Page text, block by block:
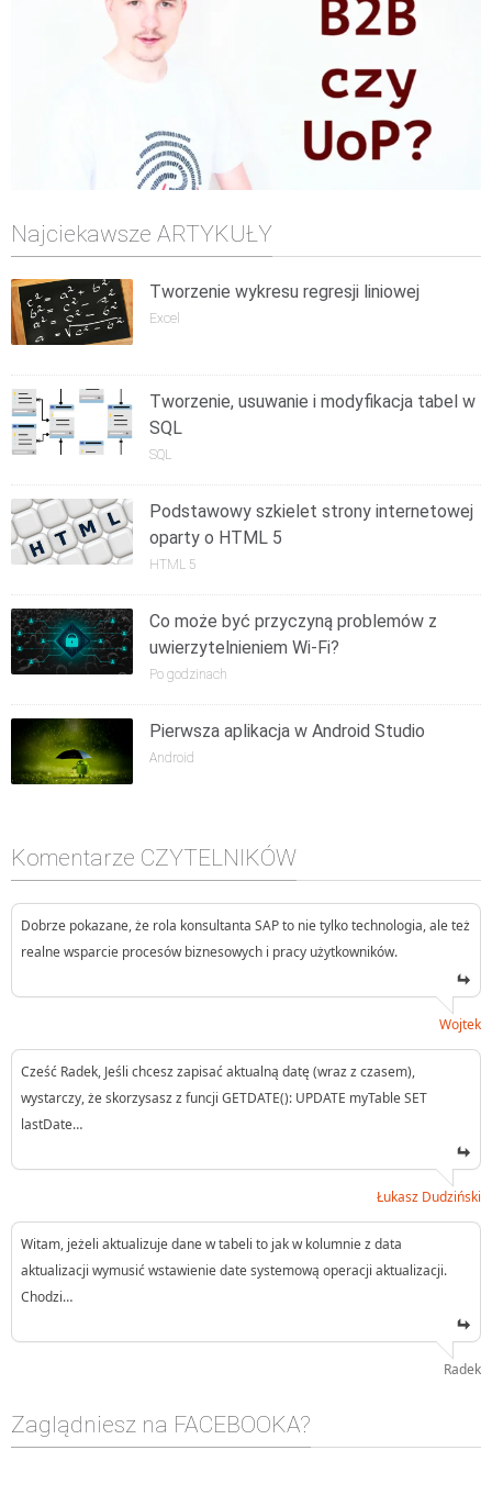
Najciekawsze ARTYKUŁY
Tworzenie wykresu regresji liniowej
Excel
Tworzenie, usuwanie i modyfikacja tabel w
SQL
SQL
Podstawowy szkielet strony internetowej
oparty o HTML 5
HTML 5
Co może być przyczyną problemów z
uwierzytelnieniem Wi-Fi?
Po godzinach
Pierwsza aplikacja w Android Studio
Android
Komentarze CZYTELNIKÓW
Dobrze pokazane, że rola konsultanta SAP to nie tylko technologia, ale też
realne wsparcie procesów biznesowych i pracy użytkowników.
Wojtek
Cześć Radek, Jeśli chcesz zapisać aktualną datę (wraz z czasem),
wystarczy, że skorzysasz z funcji GETDATE(): UPDATE myTable SET
lastDate…
Łukasz Dudziński
Witam, jeżeli aktualizuje dane w tabeli to jak w kolumnie z data
aktualizacji wymusić wstawienie date systemową operacji aktualizacji.
Chodzi…
Radek
Zaglądniesz na FACEBOOKA?